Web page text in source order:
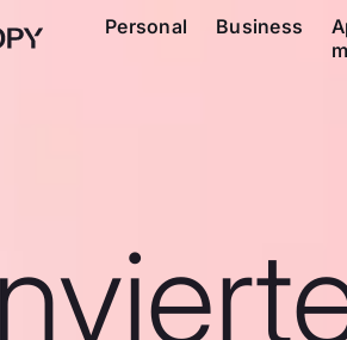
Personal Business